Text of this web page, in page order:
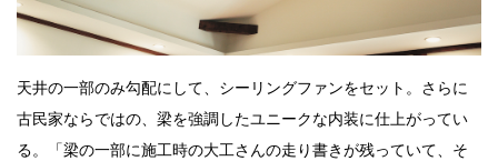
天井の一部のみ勾配にして、シーリングファンをセット。さらに
古民家ならではの、梁を強調したユニークな内装に仕上がってい
る。「梁の一部に施工時の大工さんの走り書きが残っていて、そ